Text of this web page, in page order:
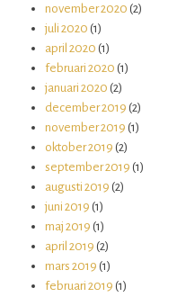
november 2020 (2)
juli 2020 (1)
april 2020 (1)
februari 2020 (1)
januari 2020 (2)
december 2019 (2)
november 2019 (1)
oktober 2019 (2)
september 2019 (1)
augusti 2019 (2)
juni 2019 (1)
maj 2019 (1)
april 2019 (2)
mars 2019 (1)
februari 2019 (1)